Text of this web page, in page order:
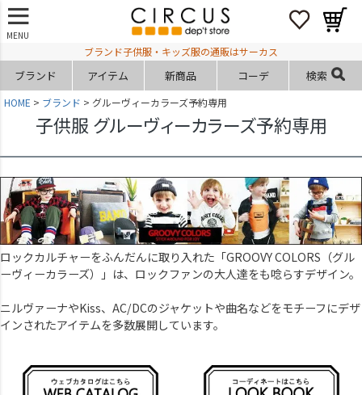
MENU
ブランド子供服・キッズ服の通販はサーカス
ブランド アイテム 新商品 コーデ 検索
HOME ブランド グルーヴィーカラーズ予約専用
子供服 グルーヴィーカラーズ予約専用
ロックカルチャーをふんだんに取り入れた「GROOVY COLORS（グル
ーヴィーカラーズ）」は、ロックファンの大人達をも唸らすデザイン。
ニルヴァーナやKiss、AC/DCのジャケットや曲名などをモチーフにデザ
インされたアイテムを多数展開しています。